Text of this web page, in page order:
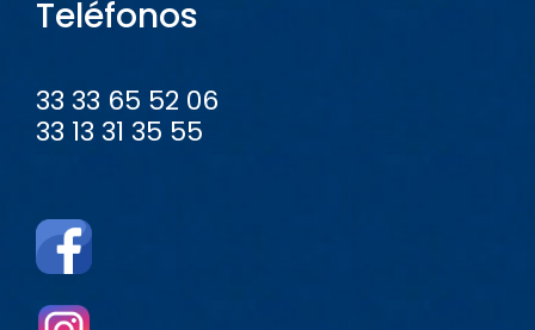
Teléfonos
33 33 65 52 06
33 13 31 35 55